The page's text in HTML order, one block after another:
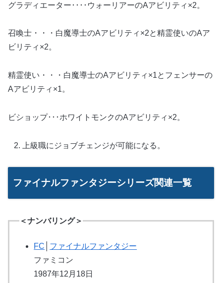
グラディエーター････ウォーリアーのAアビリティ×2。
召喚士・・・白魔導士のAアビリティ×2と精霊使いのAア
ビリティ×2。
精霊使い・・・白魔導士のAアビリティ×1とフェンサーの
Aアビリティ×1。
ビショップ･･･ホワイトモンクのAアビリティ×2。
上級職にジョブチェンジが可能になる。
ファイナルファンタジーシリーズ関連一覧
＜ナンバリング＞
FC
ファイナルファンタジー
ファミコン
1987年12月18日